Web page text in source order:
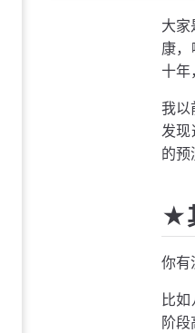
大家
康
十年
我以
发现
的预
★
你有
比
阶段